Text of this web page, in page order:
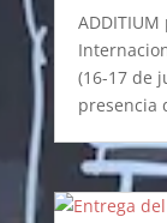
(16-17 de
presencia